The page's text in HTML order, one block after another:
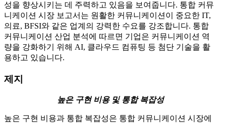
성을 향상시키는 데 주력하고 있음을 보여줍니다. 통합 커뮤
니케이션 시장 보고서는 원활한 커뮤니케이션이 중요한 IT,
의료, BFSI와 같은 업계의 강력한 수요를 강조합니다. 통합
커뮤니케이션 산업 분석에 따르면 기업은 커뮤니케이션 역
량을 강화하기 위해 AI, 클라우드 컴퓨팅 등 첨단 기술을 활
용하고 있습니다.
제지
높은 구현 비용 및 통합 복잡성
높은 구현 비용과 통합 복잡성은 통합 커뮤니케이션 시장에